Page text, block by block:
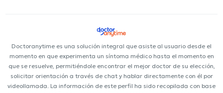
Doctoranytime es una solución integral que asiste al usuario desde el
momento en que experimenta un síntoma médico hasta el momento en
que se resuelve, permitiéndole encontrar el mejor doctor de su elección,
solicitar orientación a través de chat y hablar directamente con él por
videollamada. La información de este perfil ha sido recopilada con base